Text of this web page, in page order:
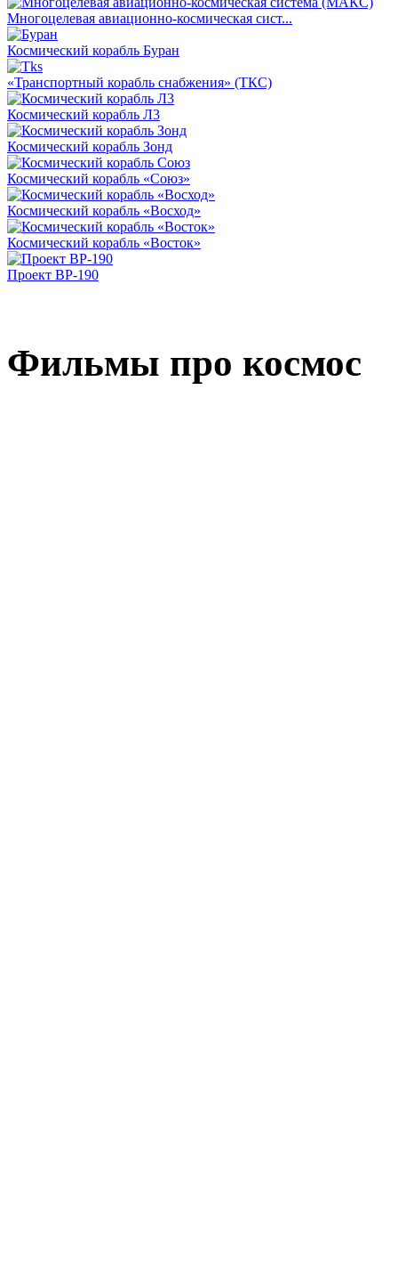
Многоцелевая авиационно-космическая сист...
Космический корабль Буран
«Транспортный корабль снабжения» (ТКС)
Космический корабль Л3
Космический корабль Зонд
Космический корабль «Союз»
Космический корабль «Восход»
Космический корабль «Восток»
Проект ВР-190
Фильмы про космос